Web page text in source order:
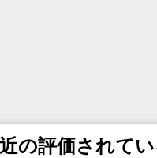
の評価されて